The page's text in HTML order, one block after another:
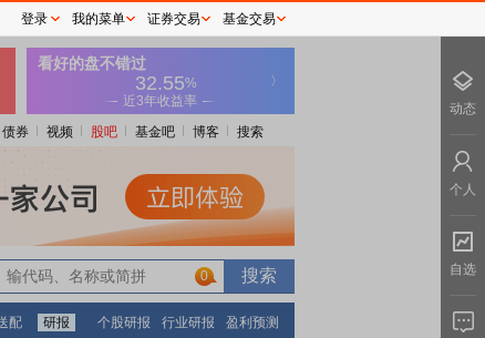
债券 视频 股吧 基金吧 博客 搜索
0
配 研报 个股研报 行业研报
盈利预测
登录 我的菜单 证券交易 基金交易
动态
个人
自选